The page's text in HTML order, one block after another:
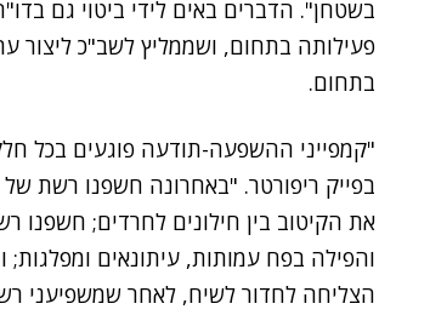
בשטחן". הדברים באים לידי ביטוי גם
פעילותה בתחום, ושממליץ לשב"כ ליצור
בתחום.
"קמפייני ההשפעה-תודעה פוגעים בכל
בפייק ריפורטר. "באחרונה חשפנו רשת
את הקיטוב בין חילונים לחרדים;
והפילה בפח עמותות, עיתונאים ומפלגות;
הצליחה לחדור לשיח, לאחר שמשפיעני